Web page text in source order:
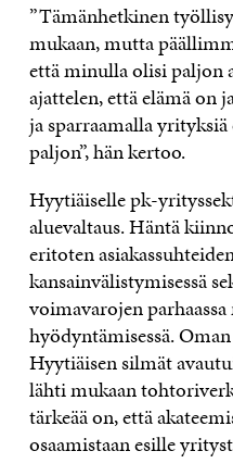
”Tämänhetkinen
mukaan, mutta
että minulla olisi paljon
ajattelen, että elämä on
ja sparraamalla
paljon”, hän kertoo.
Hyytiäiselle pk-
aluevaltaus. Häntä
eritoten
kansainvälistymisessä
voimavarojen
hyödyntämisessä.
Hyytiäisen silmät
lähti mukaan
tärkeää on, että
osaamistaan esille